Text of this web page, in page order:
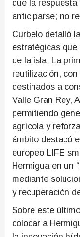
que la respuesta
anticiparse; no
Curbelo detalló
estratégicas
de la isla. La
reutilización,
destinados a
Valle Gran Rey,
permitiendo
agrícola y
ámbito destacó
europeo LIFE
Hermigua en un
mediante
y recuperación
Sobre este
colocar a